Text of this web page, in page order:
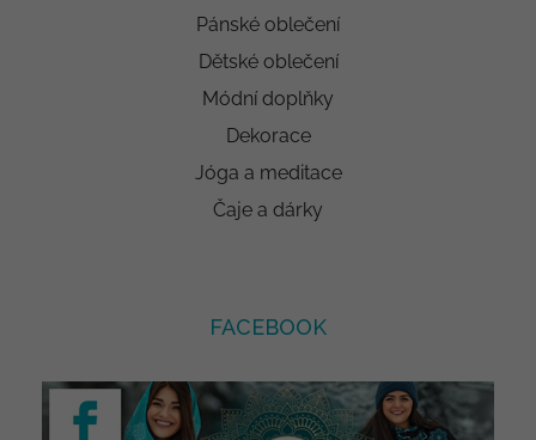
Pánské oblečení
Dětské oblečení
Módní doplňky
Dekorace
Jóga a meditace
Čaje a dárky
FACEBOOK